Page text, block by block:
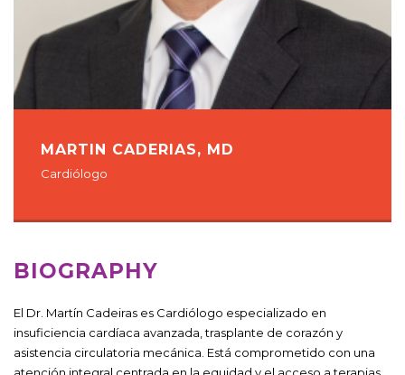
MARTIN CADERIAS, MD
Cardiólogo
BIOGRAPHY
El Dr. Martín Cadeiras es Cardiólogo especializado en
insuficiencia cardíaca avanzada, trasplante de corazón y
asistencia circulatoria mecánica. Está comprometido con una
atención integral centrada en la equidad y el acceso a terapias